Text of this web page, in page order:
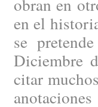
obran en
en el
se
Diciembre
citar